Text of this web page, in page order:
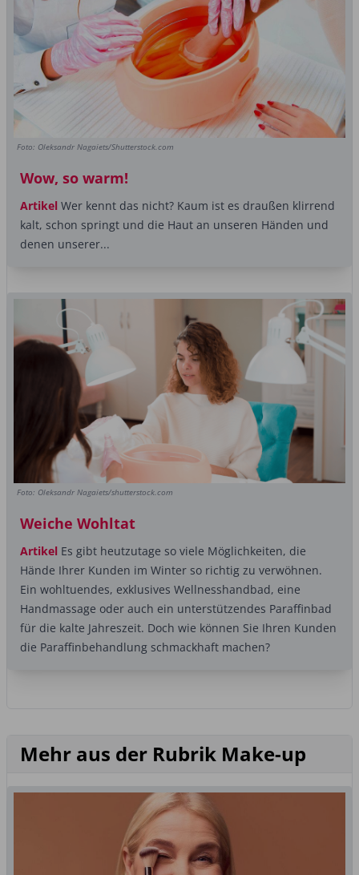
Foto: Oleksandr Nagaiets/Shutterstock.com
Wow, so warm!
Artikel Wer kennt das nicht? Kaum ist es draußen klirrend
kalt, schon springt und die Haut an unseren Händen und
denen unserer...
Foto: Oleksandr Nagaiets/shutterstock.com
Weiche Wohltat
Artikel Es gibt heutzutage so viele Möglichkeiten, die
Hände Ihrer Kunden im Winter so richtig zu verwöhnen.
Ein wohltuendes, exklusives Wellnesshandbad, eine
Handmassage oder auch ein unterstützendes Paraffinbad
für die kalte Jahreszeit. Doch wie können Sie Ihren Kunden
die Paraffinbehandlung schmackhaft machen?
Mehr aus der Rubrik Make-up